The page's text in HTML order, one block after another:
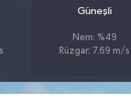
Güneşli
Nem: %49
Rüzgar: 7.69 m/s